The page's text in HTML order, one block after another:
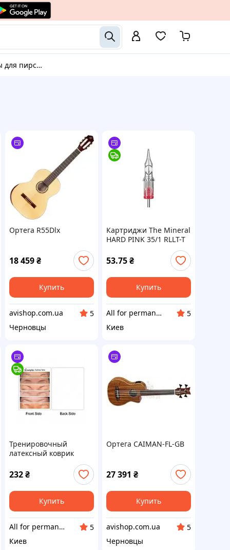
татуировок и татуажа
Ортега R55Dlx
18 459₴
Купить
avishop.com.ua
5
Черновцы
Картриджи The Mineral
HARD PINK 35/1 RLLT-T
53.75₴
Купить
All for permanent make-up
5
Киев
Тренировочный
латексный коврик
232₴
Купить
All for permanent make-up
5
Киев
Ортега CAIMAN-FL-GB
27 391 ₴
Купить
avishop.com.ua
5
Черновцы